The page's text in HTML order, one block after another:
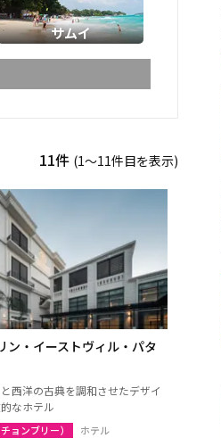
サムイ
ソーン
ローク
ラーチャシーマー
ト）
11件 (1〜11件目を表示)
ン・イーストヴィル・パタ
西洋の古典を調和させたデザイ
なホテル
ョンブリー） ホテル